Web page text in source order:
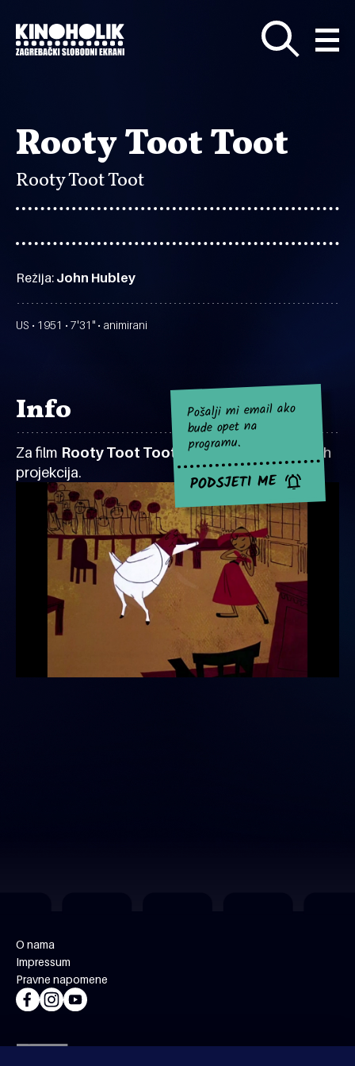
glavni
sadržaj
Rooty Toot Toot
Rooty Toot Toot
Režija: John Hubley
US • 1951 • 7'31" • animirani
Info
Za film Rooty Toot Toot
za sad nema najavljenih
projekcija.
Pošalji mi email ako
bude opet na
programu.
PODSJETI ME
O nama
Impressum
Pravne napomene